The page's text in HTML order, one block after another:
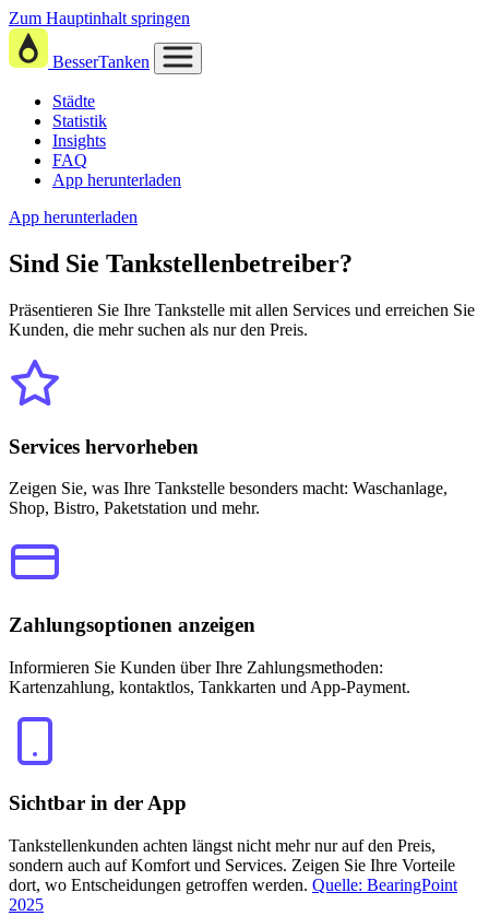
Zum Hauptinhalt springen
BesserTanken
Städte
Statistik
Insights
FAQ
App herunterladen
App herunterladen
Sind Sie Tankstellenbetreiber?
Präsentieren Sie Ihre Tankstelle mit allen Services und erreichen Sie
Kunden, die mehr suchen als nur den Preis.
Services hervorheben
Zeigen Sie, was Ihre Tankstelle besonders macht: Waschanlage,
Shop, Bistro, Paketstation und mehr.
Zahlungsoptionen anzeigen
Informieren Sie Kunden über Ihre Zahlungsmethoden:
Kartenzahlung, kontaktlos, Tankkarten und App-Payment.
Sichtbar in der App
Tankstellenkunden achten längst nicht mehr nur auf den Preis,
sondern auch auf Komfort und Services. Zeigen Sie Ihre Vorteile
dort, wo Entscheidungen getroffen werden. Quelle: BearingPoint
2025